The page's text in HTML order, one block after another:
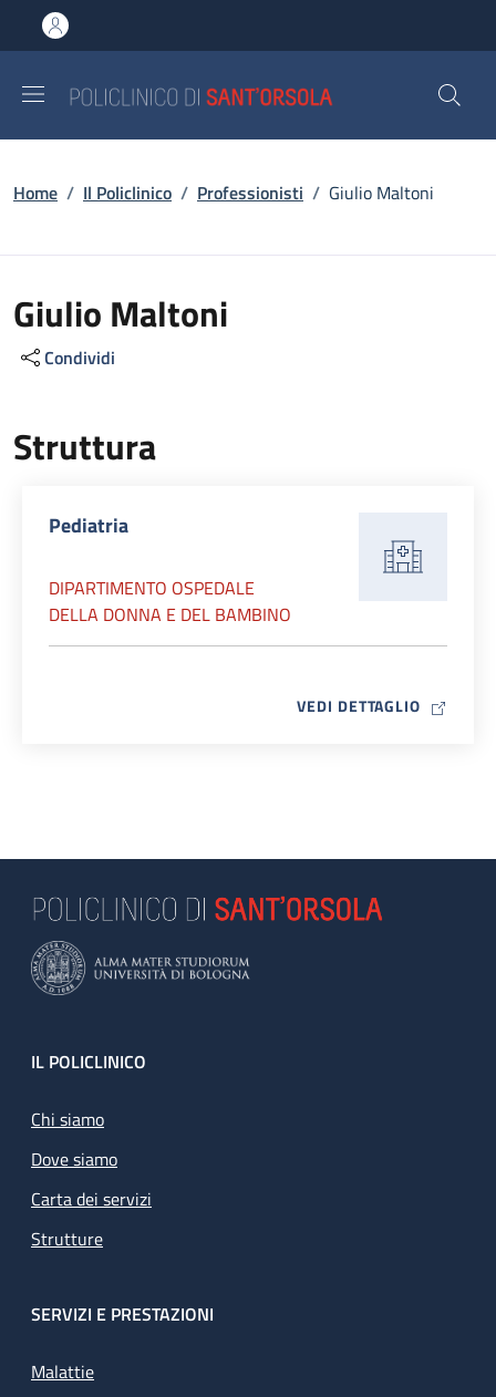
al contenuto principale
to footer content
Briciole di pane
Home / Il Policlinico / Professionisti / Giulio Maltoni
Giulio Maltoni
Condividi
Struttura
Pediatria
DIPARTIMENTO OSPEDALE
DELLA DONNA E DEL BAMBINO
VEDI DETTAGLIO MAP ICON
Footer
IL POLICLINICO
Chi siamo
Dove siamo
Carta dei servizi
Strutture
SERVIZI E PRESTAZIONI
Malattie